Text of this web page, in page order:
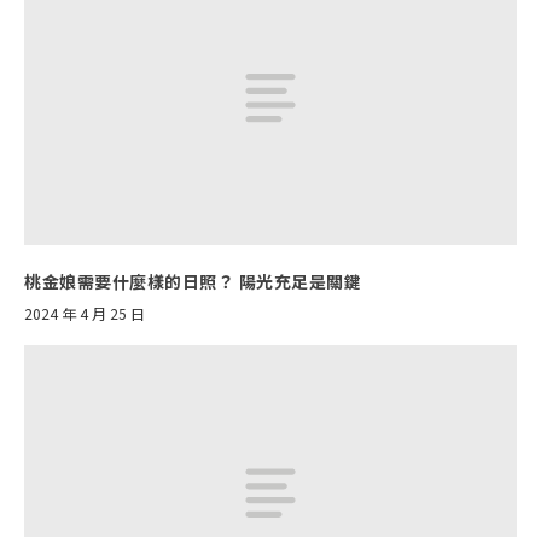
桃金娘需要什麼樣的日照？ 陽光充足是關鍵
2024 年 4 月 25 日